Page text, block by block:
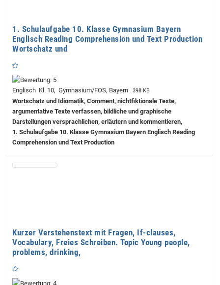
1. Schulaufgabe 10. Klasse Gymnasium Bayern
Englisch Reading Comprehension und Text Production
Wortschatz und
Englisch Kl. 10, Gymnasium/FOS, Bayern 398 KB
Wortschatz und Idiomatik, Comment, nichtfiktionale Texte,
argumentative Texte verfassen, bildliche und graphische
Darstellungen versprachlichen, erläutern und kommentieren,
1. Schulaufgabe 10. Klasse Gymnasium Bayern Englisch Reading
Comprehension und Text Production
Kurzer Verstehenstext mit Fragen, If-clauses,
Vocabulary, Freies Schreiben. Topic Young people,
problems, drinking,